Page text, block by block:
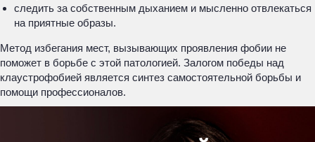
следить за собственным дыханием и мысленно отвлекаться
на приятные образы.
Метод избегания мест, вызывающих проявления фобии не
поможет в борьбе с этой патологией. Залогом победы над
клаустрофобией является синтез самостоятельной борьбы и
помощи профессионалов.